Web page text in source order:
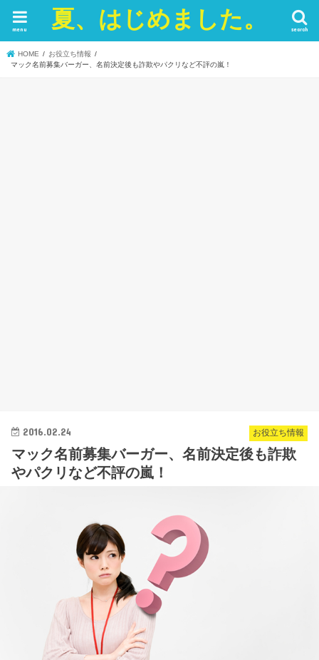
夏、はじめました。 search
menu
HOME
お役立ち情報
マック名前募集バーガー、名前決定後も詐欺やパクリなど不評の嵐！
お役立ち情報
2016.02.24
マック名前募集バーガー、名前決定後も詐欺
やパクリなど不評の嵐！